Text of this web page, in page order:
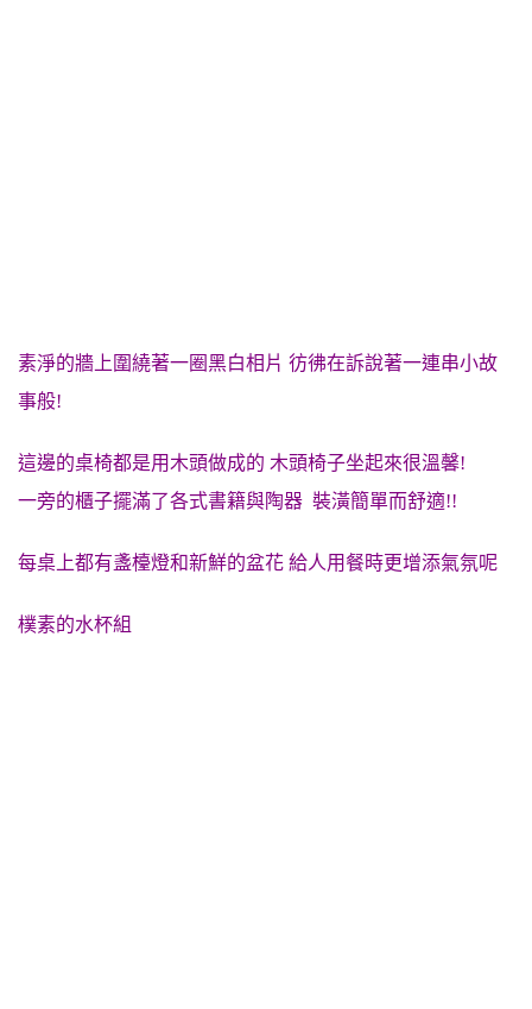
素淨的牆上圍繞著一圈黑白相片 彷彿在訴說著一連串小故
事般!
這邊的桌椅都是用木頭做成的 木頭椅子坐起來很溫馨!
一旁的櫃子擺滿了各式書籍與陶器 裝潢簡單而舒適!!
每桌上都有盞檯燈和新鮮的盆花 給人用餐時更增添氣氛呢
樸素的水杯組